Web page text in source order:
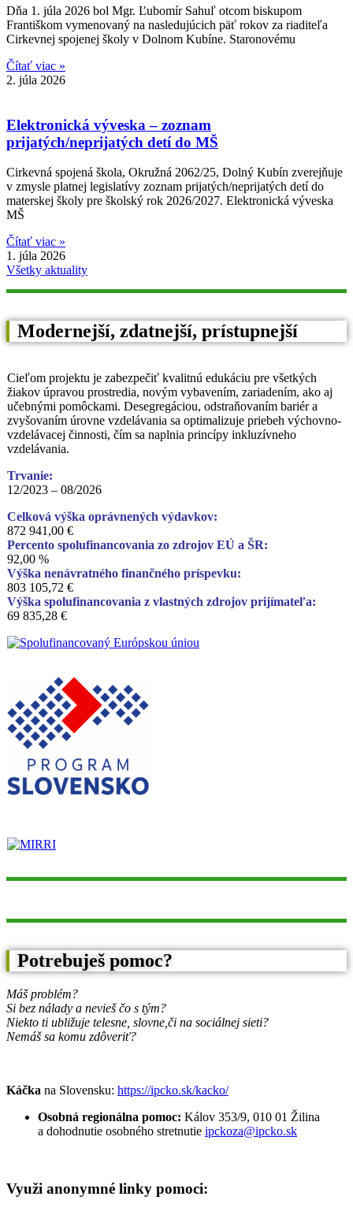
Dňa 1. júla 2026 bol Mgr. Ľubomír Sahuľ otcom biskupom
Františkom vymenovaný na nasledujúcich päť rokov za riaditeľa
Cirkevnej spojenej školy v Dolnom Kubíne. Staronovému
Čítať viac »
2. júla 2026
Elektronická výveska – zoznam
prijatých/neprijatých detí do MŠ
Cirkevná spojená škola, Okružná 2062/25, Dolný Kubín zverejňuje
v zmysle platnej legislatívy zoznam prijatých/neprijatých detí do
materskej školy pre školský rok 2026/2027. Elektronická výveska
MŠ
Čítať viac »
1. júla 2026
Všetky aktuality
Modernejší, zdatnejší, prístupnejší
Cieľom projektu je zabezpečiť kvalitnú edukáciu pre všetkých
žiakov úpravou prostredia, novým vybavením, zariadením, ako aj
učebnými pomôckami. Desegregáciou, odstraňovaním bariér a
zvyšovaním úrovne vzdelávania sa optimalizuje priebeh výchovno-
vzdelávacej činnosti, čím sa naplnia princípy inkluzívneho
vzdelávania.
Trvanie:
12/2023 – 08/2026
Celková výška oprávnených výdavkov:
872 941,00 €
Percento spolufinancovania zo zdrojov EÚ a ŠR:
92,00 %
Výška nenávratného finančného príspevku:
803 105,72 €
Výška spolufinancovania z vlastných zdrojov prijímateľa:
69 835,28 €
Potrebuješ pomoc?
Máš problém?
Si bez nálady a nevieš čo s tým?
Niekto ti ubližuje telesne, slovne, či na sociálnej sieti?
Nemáš sa komu zdôveriť?
Káčka na Slovensku: https://ipcko.sk/kacko/
Osobná regionálna pomoc: Kálov 353/9, 010 01 Žilina
a dohodnutie osobného stretnutie ipckoza@ipcko.sk
Využi anonymné linky pomoci: